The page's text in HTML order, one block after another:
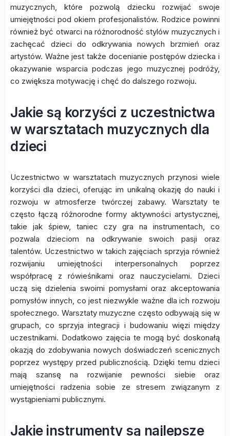
muzycznych, które pozwolą dziecku rozwijać swoje
umiejętności pod okiem profesjonalistów. Rodzice powinni
również być otwarci na różnorodność stylów muzycznych i
zachęcać dzieci do odkrywania nowych brzmień oraz
artystów. Ważne jest także docenianie postępów dziecka i
okazywanie wsparcia podczas jego muzycznej podróży,
co zwiększa motywację i chęć do dalszego rozwoju.
Jakie są korzyści z uczestnictwa
w warsztatach muzycznych dla
dzieci
Uczestnictwo w warsztatach muzycznych przynosi wiele
korzyści dla dzieci, oferując im unikalną okazję do nauki i
rozwoju w atmosferze twórczej zabawy. Warsztaty te
często łączą różnorodne formy aktywności artystycznej,
takie jak śpiew, taniec czy gra na instrumentach, co
pozwala dzieciom na odkrywanie swoich pasji oraz
talentów. Uczestnictwo w takich zajęciach sprzyja również
rozwijaniu umiejętności interpersonalnych poprzez
współpracę z rówieśnikami oraz nauczycielami. Dzieci
uczą się dzielenia swoimi pomysłami oraz akceptowania
pomysłów innych, co jest niezwykle ważne dla ich rozwoju
społecznego. Warsztaty muzyczne często odbywają się w
grupach, co sprzyja integracji i budowaniu więzi między
uczestnikami. Dodatkowo zajęcia te mogą być doskonałą
okazją do zdobywania nowych doświadczeń scenicznych
poprzez występy przed publicznością. Dzięki temu dzieci
mają szansę na rozwijanie pewności siebie oraz
umiejętności radzenia sobie ze stresem związanym z
wystąpieniami publicznymi.
Jakie instrumenty są najlepsze